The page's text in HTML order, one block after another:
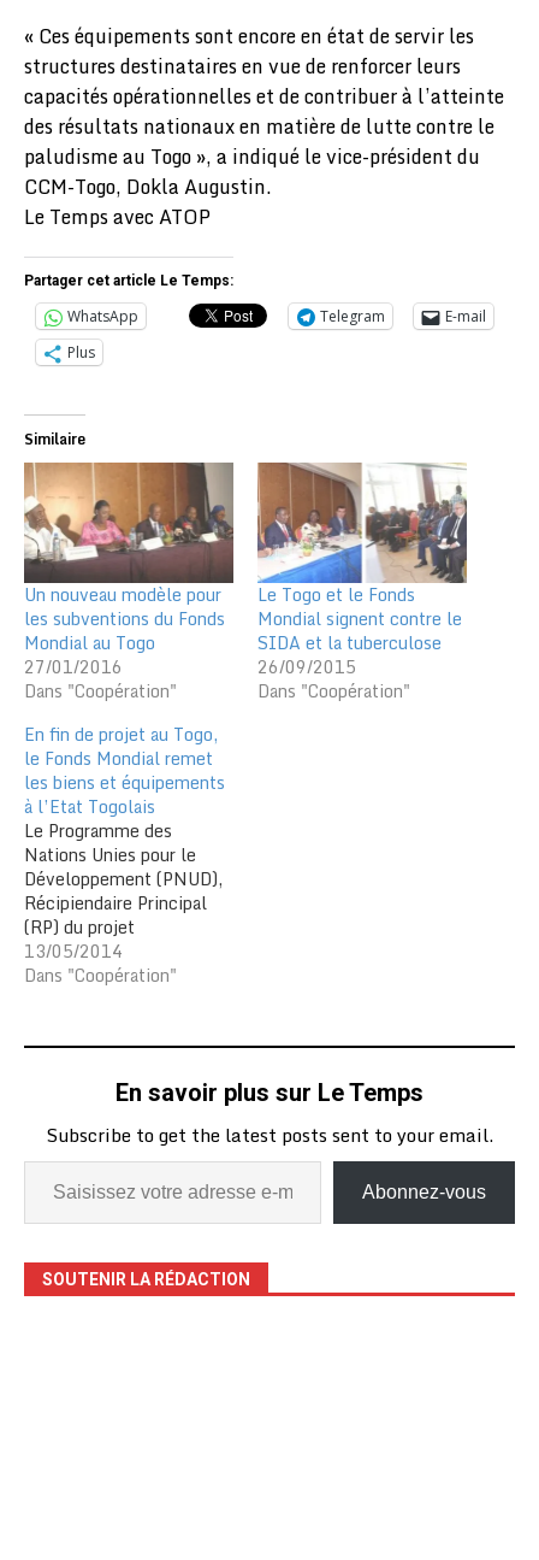
« Ces équipements sont encore en état de servir les
structures destinataires en vue de renforcer leurs
capacités opérationnelles et de contribuer à l’atteinte
des résultats nationaux en matière de lutte contre le
paludisme au Togo », a indiqué le vice-président du
CCM-Togo, Dokla Augustin.
Le Temps avec ATOP
Partager cet article Le Temps:
WhatsApp Telegram
E-mail
Plus
Similaire
Un nouveau modèle pour
les subventions du Fonds
Mondial au Togo
27/01/2016
Dans "Coopération"
Le Togo et le Fonds
Mondial signent contre le
SIDA et la tuberculose
26/09/2015
Dans "Coopération"
En fin de projet au Togo,
le Fonds Mondial remet
les biens et équipements
à l’Etat Togolais
Le Programme des
Nations Unies pour le
Développement (PNUD),
Récipiendaire Principal
(RP) du projet
Tuberculose (TB) Round 6
du Fonds Mondial (FM), a
biens et équipements à
vendredi 9 mai à Lomé.
sont…
13/05/2014
Dans "Coopération"
En savoir plus sur Le Temps
Subscribe to get the latest posts sent to your email.
Abonnez-vous
SOUTENIR LA RÉDACTION